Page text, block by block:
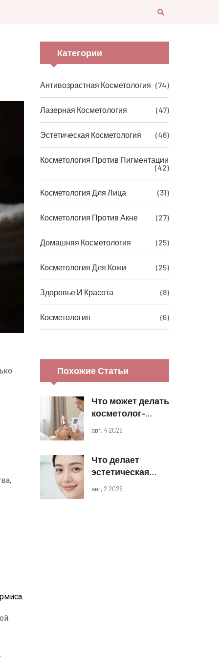
Категории
Антивозрастная Косметология (74)
Лазерная Косметология (47)
Эстетическая Косметология (46)
Косметология Против Пигментации
(42)
Косметология Для Лица (31)
Косметология Против Акне (27)
Домашняя Косметология (25)
Косметология Для Кожи (25)
Здоровье И Красота (8)
Косметология (6)
Похожие Статьи
Что может делать
косметолог-
эстетист: полный
компетенций
авг, 4 2026
Что делает
эстетическая
косметология:
авг, 2 2026